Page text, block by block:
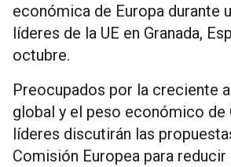
económica de Europa durante
líderes de la UE en Granada,
octubre.
Preocupados por la creciente
global y el peso económico de
líderes discutirán las
Comisión Europea para